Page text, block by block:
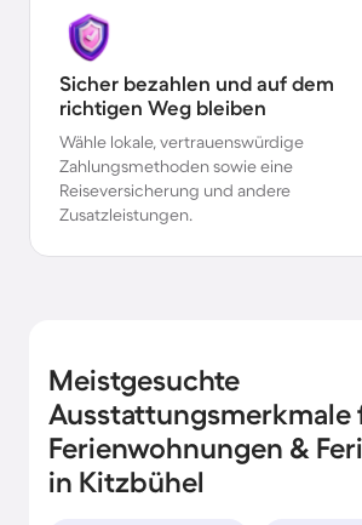
Sicher bezahlen und auf dem
richtigen Weg bleiben
Wähle lokale, vertrauenswürdige
Zahlungsmethoden sowie eine
Reiseversicherung und andere
Zusatzleistungen.
Meistgesuchte
Ausstattungsmerkmale
Ferienwohnungen &
in Kitzbühel